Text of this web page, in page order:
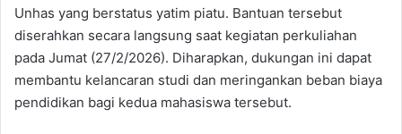
Unhas yang berstatus yatim piatu. Bantuan tersebut
diserahkan secara langsung saat kegiatan perkuliahan
pada Jumat (27/2/2026). Diharapkan, dukungan ini dapat
membantu kelancaran studi dan meringankan beban biaya
pendidikan bagi kedua mahasiswa tersebut.